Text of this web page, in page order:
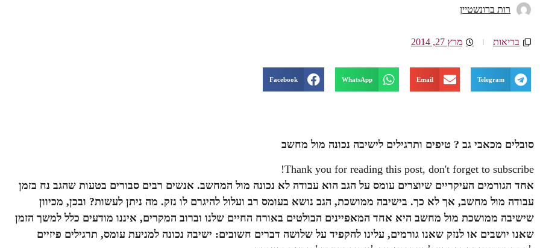
רות ברונשטיין
בריאות מרץ 27, 2014
Telegram
Email
WhatsApp
Facebook
סובלים מכאבי גב ? טיפים ותרגילים לישיבה נכונה מול מחשב
Thank you for reading this post, don't forget to subscribe!
אחד הגורמים העיקריים שיוצרים עומס על הגב הוא עבודה לא נכונה מול המחשב. אנשים רבים סבורים בטעות שהגב נח בזמן
עבודה מול מחשב, אך לא כך. בישיבה ממושכת, הגב נושא בעומס רב ועלול להיגרם לו נזק. מה ניתן לעשות? ובכן, מכיוון
שישיבה ממושכת מול מחשב היא אחד המאפיינים הבולטים באורח החיים שלנו וברוב המקרים, איננו מודעים כלל למשך הזמן
שאנו יושבים או לנזק שאנו גורמים, עלינו להקפיד על שלושה דברים חשובים: ישיבה נכונה למניעת עומס, תרגילים פיזיים